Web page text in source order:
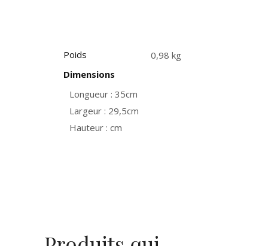
Poids
0,98 kg
Dimensions
Longueur : 35cm
Largeur : 29,5cm
Hauteur : cm